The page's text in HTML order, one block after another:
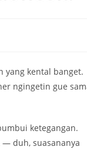
yang kental banget.
ngingetin gue
ketegangan.
duh, suasananya